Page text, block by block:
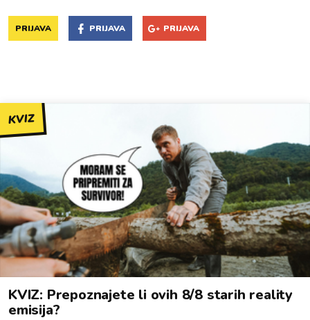
PRIJAVA PRIJAVA PRIJAVA
KVIZ
KVIZ: Prepoznajete li ovih 8/8 starih reality
emisija?